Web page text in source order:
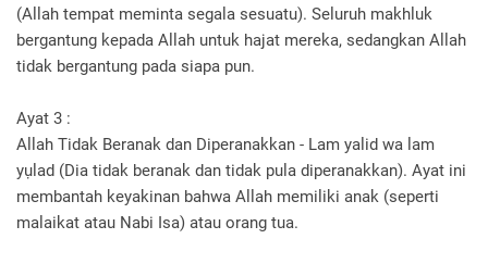
(Allah tempat meminta segala sesuatu). Seluruh makhluk
bergantung kepada Allah untuk hajat mereka, sedangkan Allah
tidak bergantung pada siapa pun.
Ayat 3 :
Allah Tidak Beranak dan Diperanakkan - Lam yalid wa lam
yụlad (Dia tidak beranak dan tidak pula diperanakkan). Ayat ini
membantah keyakinan bahwa Allah memiliki anak (seperti
malaikat atau Nabi Isa) atau orang tua.